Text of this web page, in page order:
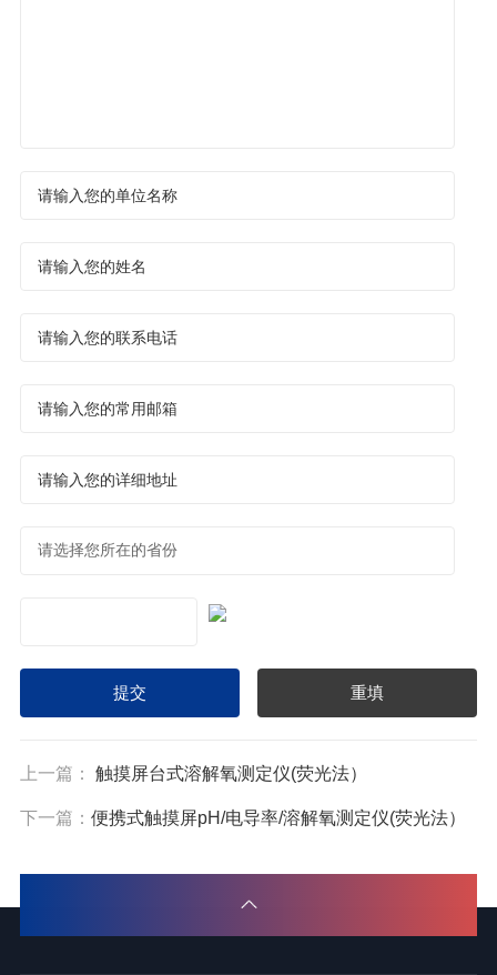
上一篇： 触摸屏台式溶解氧测定仪(荧光法）
下一篇： 便携式触摸屏pH/电导率/溶解氧测定仪(荧光法）